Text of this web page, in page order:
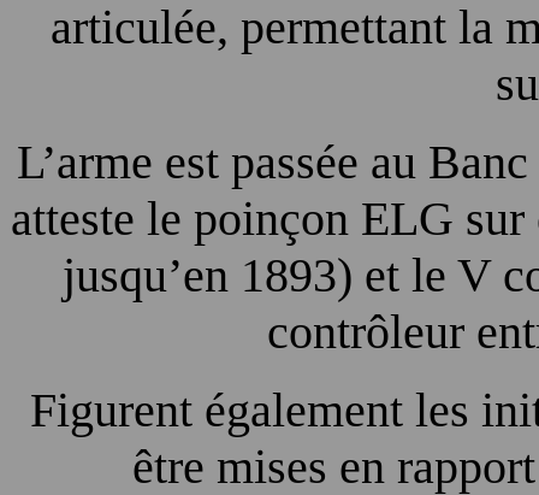
articulée, permettant la
L’arme est passée au
atteste le poinçon ELG
jusqu’en 1893) et le V
contrôleur
Figurent également les
être mises en